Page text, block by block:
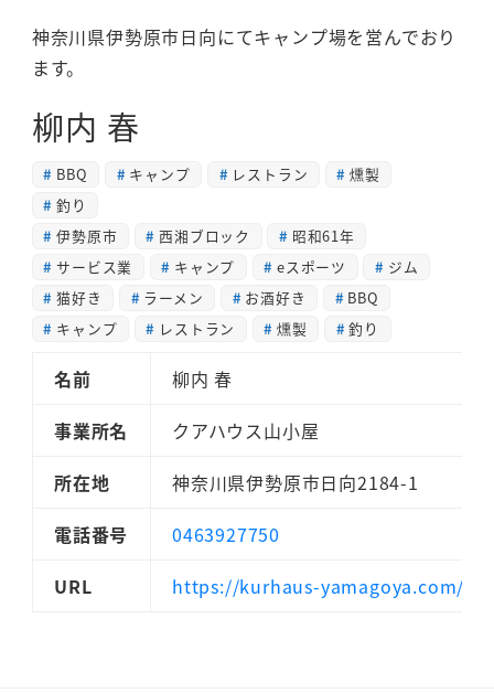
神奈川県伊勢原市日向にてキャンプ場を営んでおり
ます。
柳内 春
BBQ キャンプ レストラン
燻製
釣り
伊勢原市
西湘ブロック
昭和61年
サービス業
キャンプ eスポーツ
ジム
猫好き
ラーメン お酒好き
BBQ
キャンプ
レストラン 燻製 釣り
名前
柳内 春
事業所名
クアハウス山小屋
所在地
神奈川県伊勢原市日向2184-1
電話番号
0463927750
URL
https://kurhaus-yamagoya.com/